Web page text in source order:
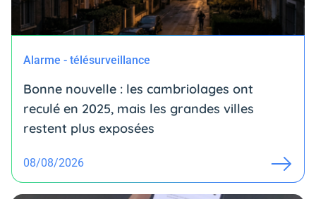
Alarme - télésurveillance
Bonne nouvelle : les cambriolages ont
reculé en 2025, mais les grandes villes
restent plus exposées
08/08/2026